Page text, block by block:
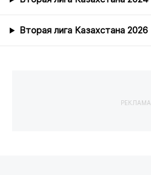
Вторая лига Казахстана 2026
РЕКЛАМА